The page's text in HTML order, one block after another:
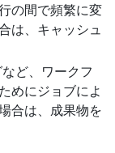
の間で頻繁に変
は、キャッシュ
ど、ワークフ
めにジョブによ
合は、成果物を